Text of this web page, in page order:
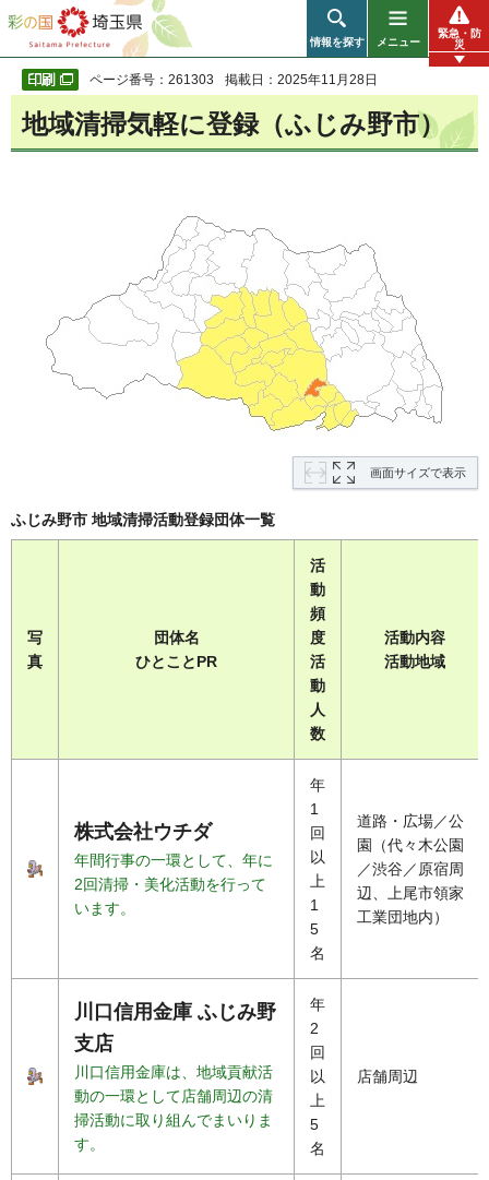
彩の国 埼玉県
情報を探す メニュー
緊急・防
災
ページ番号：261303 掲載日：2025年11月28日
地域清掃気軽に登録（ふじみ野市）
画面サイズで表示
ふじみ野市 地域清掃活動登録団体一覧
写
真
団体名
ひとことPR
活
動
頻
度
活
動
人
数
活動内容
活動地域
株式会社ウチダ
年間行事の一環として、年に
2回清掃・美化活動を行って
います。
年
1
回
以
上
1
5
名
道路・広場／公
園（代々木公園
／渋谷／原宿周
辺、上尾市領家
工業団地内）
川口信用金庫 ふじみ野
支店
川口信用金庫は、地域貢献活
動の一環として店舗周辺の清
掃活動に取り組んでまいりま
す。
年
2
回
以
上
5
名
店舗周辺